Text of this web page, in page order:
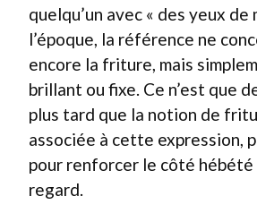
quelqu’un avec « des yeux de
l’époque, la référence ne
encore la friture, mais
brillant ou fixe. Ce n’est que
plus tard que la notion de
associée à cette expression,
pour renforcer le côté
regard.